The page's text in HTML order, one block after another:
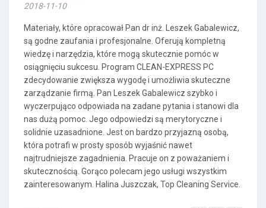
2018-11-10
Materiały, które opracował Pan dr inż. Leszek Gabalewicz,
są godne zaufania i profesjonalne. Oferują kompletną
wiedzę i narzędzia, które mogą skutecznie pomóc w
osiągnięciu sukcesu. Program CLEAN-EXPRESS PC
zdecydowanie zwiększa wygodę i umożliwia skuteczne
zarządzanie firmą. Pan Leszek Gabalewicz szybko i
wyczerpująco odpowiada na zadane pytania i stanowi dla
nas dużą pomoc. Jego odpowiedzi są merytoryczne i
solidnie uzasadnione. Jest on bardzo przyjazną osobą,
która potrafi w prosty sposób wyjaśnić nawet
najtrudniejsze zagadnienia. Pracuje on z poważaniem i
skutecznością. Gorąco polecam jego usługi wszystkim
zainteresowanym. Halina Juszczak, Top Cleaning Service.